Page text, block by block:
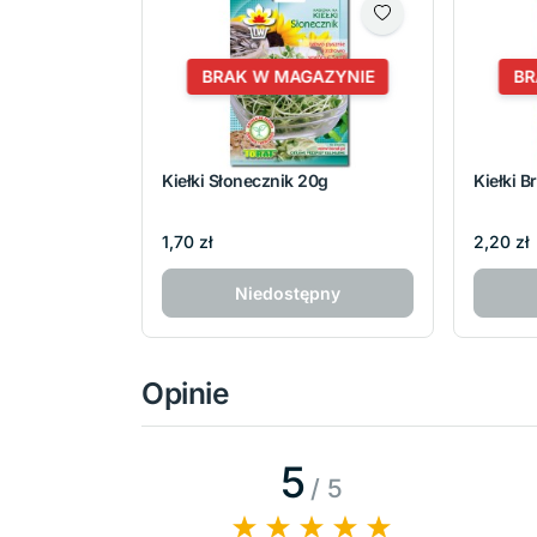
BRAK W MAGAZYNIE
Kiełki Słonecznik 20g
1,70 zł
Niedostępny
Kiełki
2,20 zł
Opinie
5 / 5